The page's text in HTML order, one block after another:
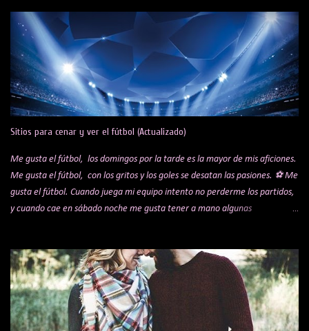
n
t
a
i
o
s
Sitios para cenar y ver el fútbol (Actualizado)
Me gusta el fútbol, los domingos por la tarde es la mayor de mis aficiones.
Me gusta el fútbol, con los gritos y los goles se desatan las pasiones. ⚽ Me
gusta el fútbol. Cuando juega mi equipo intento no perderme los partidos,
y cuando cae en sábado noche me gusta tener a mano algunas
puede interesar. Bar Koki Real Mítico bar de los hermanos López que hace
años se hicieron virales por sus celebraciones de los goles del Real Madrid.
Bar sobre todo para madridistas, con raciones buenísimas y muy buen
trato por parte del dueño, Jesús. Ambientazo en los partidos. Obligatorio
reservar mesa días antes. Está en Barajas, en la C/ de la Playa de San Juan,